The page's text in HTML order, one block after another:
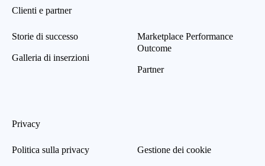
Clienti e partner
Storie di successo
Galleria di inserzioni
Marketplace Performance
Outcome
Partner
Privacy
Politica sulla privacy Gestione dei cookie